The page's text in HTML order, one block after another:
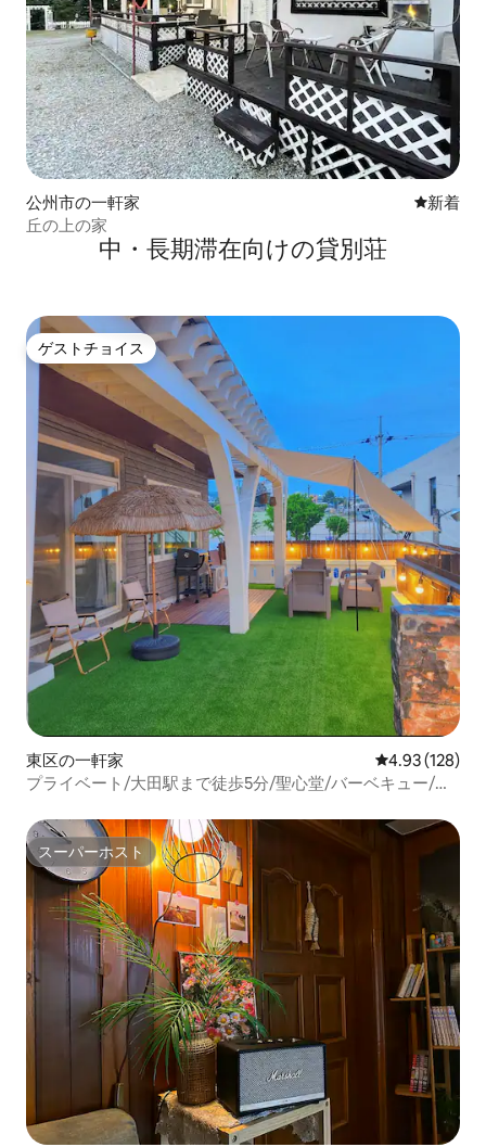
公州市の一軒家 新しい宿
新着
丘の上の家
中・長期滞在向けの貸別荘
ゲストチョイス
ゲストチョイス
東区の一軒家 レビュー128
4.93 (128)
プライベート/大田駅まで徒歩5分/聖心堂/バーベキュー/犬
スーパーホスト
スーパーホスト